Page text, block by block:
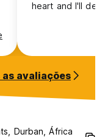
heart and I'll
avaliações
Durban, África